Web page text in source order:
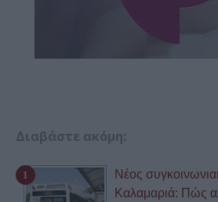
Διαβάστε ακόμη:
Νέος
Καλαμαριά: Πώς